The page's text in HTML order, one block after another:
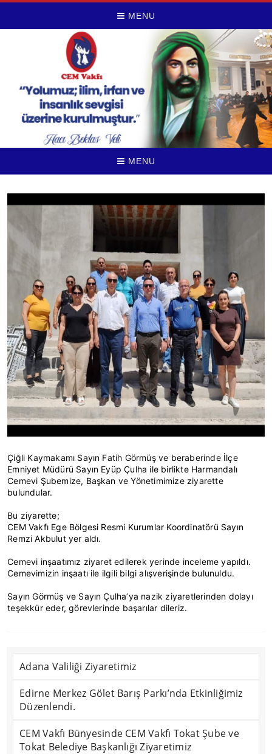
MENU
MENU
Çiğli Kaymakamı Sayın Fatih Görmüş ve beraberinde İlçe
Emniyet Müdürü Sayın Eyüp Çulha ile birlikte Harmandalı
Cemevi Şubemize, Başkan ve Yönetimimize ziyarette
bulundular.
Bu ziyarette;
CEM Vakfı Ege Bölgesi Resmi Kurumlar Koordinatörü Sayın
Remzi Akbulut yer aldı.
Cemevi inşaatımız ziyaret edilerek yerinde inceleme yapıldı.
Cemevimizin inşaatı ile ilgili bilgi alışverişinde bulunuldu.
Sayın Görmüş ve Sayın Çulha’ya nazik ziyaretlerinden dolayı
teşekkür eder, görevlerinde başarılar dileriz.
Adana Valiliği Ziyaretimiz
Edirne Merkez Gölet Barış Parkı’nda Etkinliğimiz
Düzenlendi.
CEM Vakfı Bünyesinde CEM Vakfı Tokat Şube ve
Tokat Belediye Başkanlığı Ziyaretimiz